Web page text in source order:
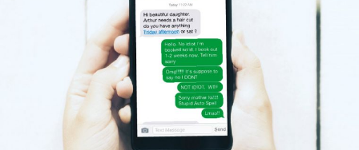
Bokrecensioner
Anmäl till språkpolisen
Föreslå nyord